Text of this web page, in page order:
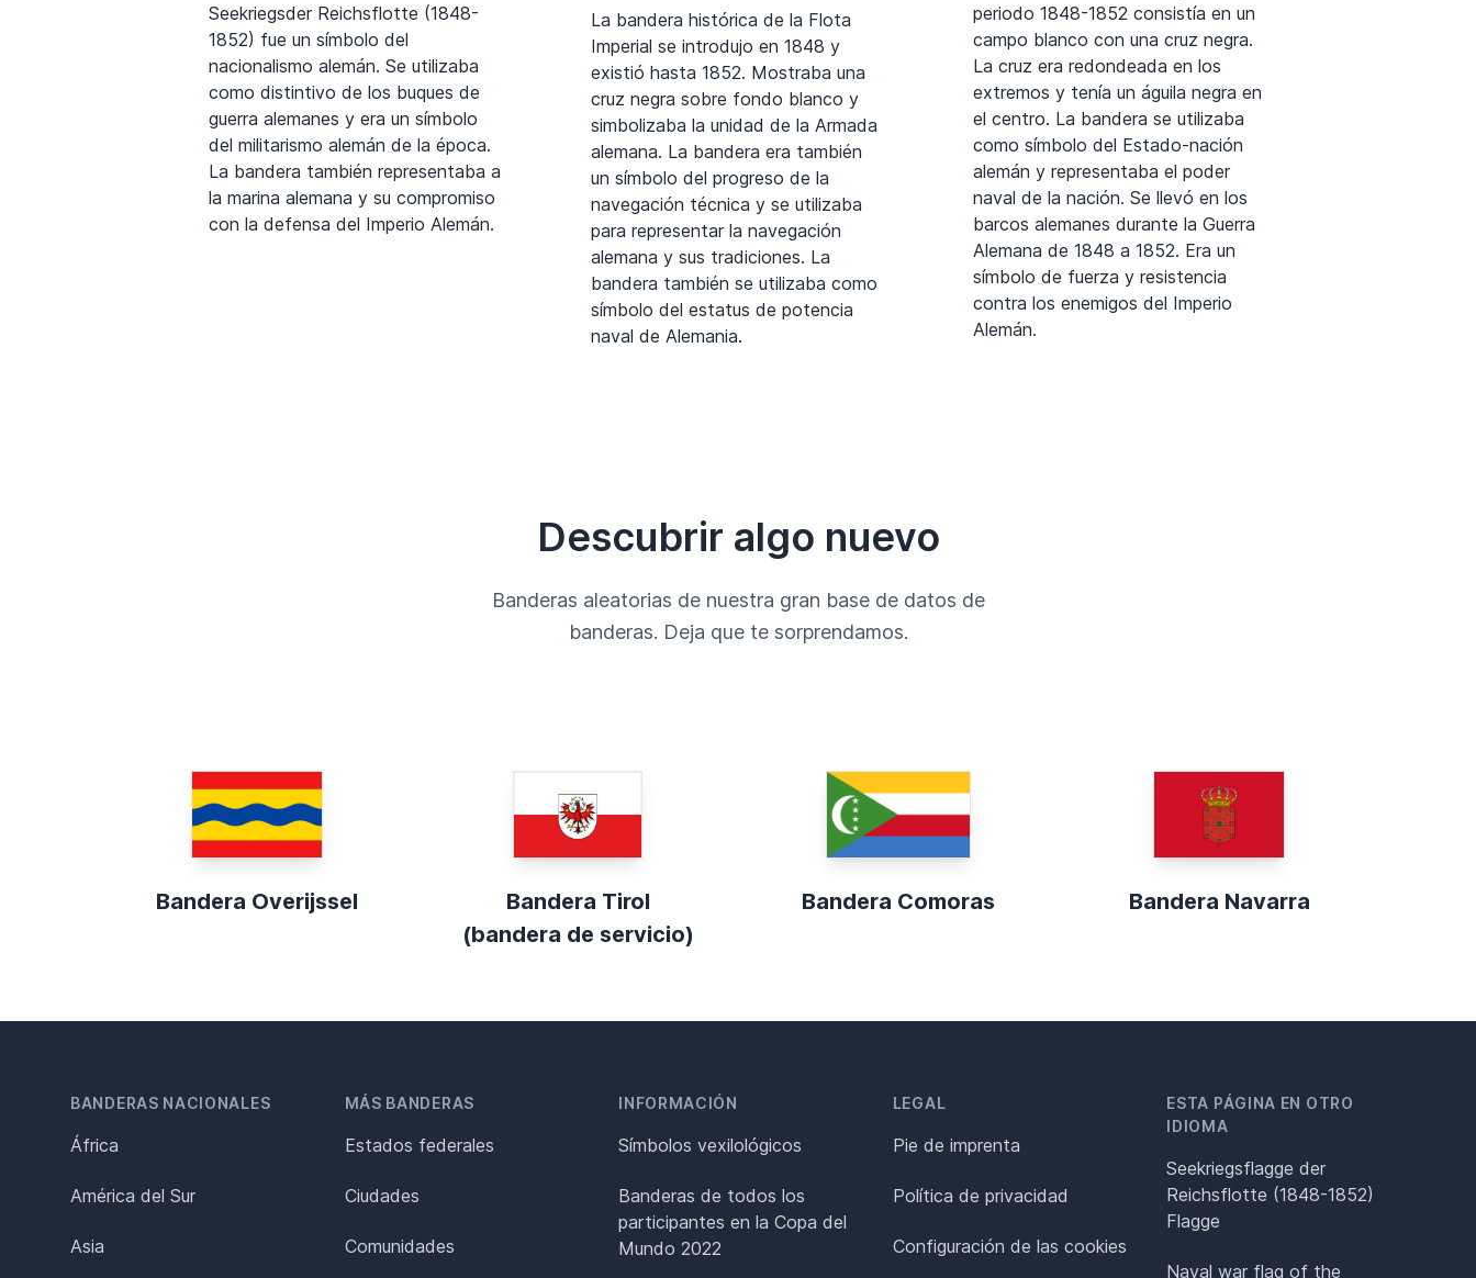
Seekriegsder Reichsflotte (1848-
1852) fue un símbolo del
nacionalismo alemán. Se utilizaba
como distintivo de los buques de
guerra alemanes y era un símbolo
del militarismo alemán de la época.
La bandera también representaba a
la marina alemana y su compromiso
con la defensa del Imperio Alemán.
La bandera histórica de la Flota
Imperial se introdujo en 1848 y
existió hasta 1852. Mostraba una
cruz negra sobre fondo blanco y
simbolizaba la unidad de la Armada
alemana. La bandera era también
un símbolo del progreso de la
navegación técnica y se utilizaba
para representar la navegación
alemana y sus tradiciones. La
bandera también se utilizaba como
símbolo del estatus de potencia
naval de Alemania.
periodo 1848-1852 consistía en un
campo blanco con una cruz negra.
La cruz era redondeada en los
extremos y tenía un águila negra en
el centro. La bandera se utilizaba
como símbolo del Estado-nación
alemán y representaba el poder
naval de la nación. Se llevó en los
barcos alemanes durante la Guerra
Alemana de 1848 a 1852. Era un
símbolo de fuerza y resistencia
contra los enemigos del Imperio
Alemán.
Descubrir algo nuevo
Banderas aleatorias de nuestra gran base de datos de
banderas. Deja que te sorprendamos.
Bandera Overijssel
Bandera Tirol
(bandera de servicio)
Bandera Comoras Bandera Navarra
BANDERAS NACIONALES
África
América del Sur
Asia
MÁS BANDERAS
Estados federales
Ciudades
Comunidades
INFORMACIÓN
Símbolos vexilológicos
Banderas de todos los
participantes en la Copa del
Mundo 2022
LEGAL
Pie de imprenta
Política de privacidad
Configuración de las cookies
ESTA PÁGINA EN OTRO
IDIOMA
Seekriegsflagge der
Reichsflotte (1848-1852)
Flagge
Naval war flag of the